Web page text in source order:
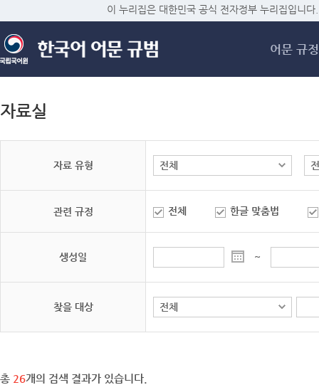
메
이 누리집은 대한민국 공식 전자정부 누리집입니다.
어문 규정
자료실
자료 유형
관련 규정 전체 한글 맞춤법
생성일 ~
찾을 대상
총 26개의 검색 결과가 있습니다.